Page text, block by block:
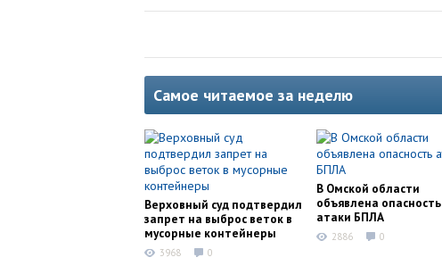
Самое читаемое за неделю
Верховный суд подтвердил
запрет на выброс веток в
мусорные контейнеры
3968 0
В Омской области
объявлена опасность
атаки БПЛА
2886 0